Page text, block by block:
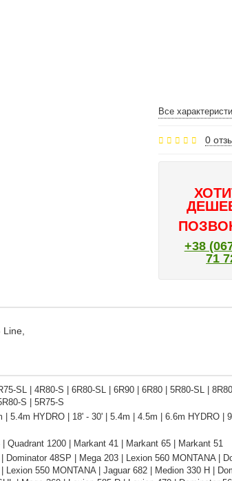
Все
0
+38
71
SL | 4R80-S | 6R80-SL | 6R90 | 6R80 | 5R80-SL |
S | 5R75-S
| 5.4m HYDRO | 18' - 30' | 5.4m | 4.5m | 6.6m HYDRO
| Quadrant 1200 | Markant 41 | Markant 65 | Markant 51
Dominator 48SP | Mega 203 | Lexion 560 MONTANA |
Lexion 550 MONTANA | Jaguar 682 | Medion 330 H |